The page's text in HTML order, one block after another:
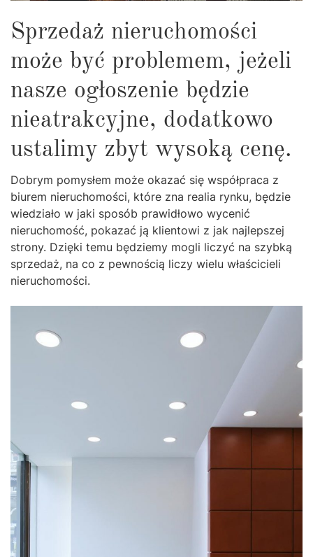
Sprzedaż nieruchomości
może być problemem, jeżeli
nasze ogłoszenie będzie
nieatrakcyjne, dodatkowo
ustalimy zbyt wysoką cenę.
Dobrym pomysłem może okazać się współpraca z
biurem nieruchomości, które zna realia rynku, będzie
wiedziało w jaki sposób prawidłowo wycenić
nieruchomość, pokazać ją klientowi z jak najlepszej
strony. Dzięki temu będziemy mogli liczyć na szybką
sprzedaż, na co z pewnością liczy wielu właścicieli
nieruchomości.